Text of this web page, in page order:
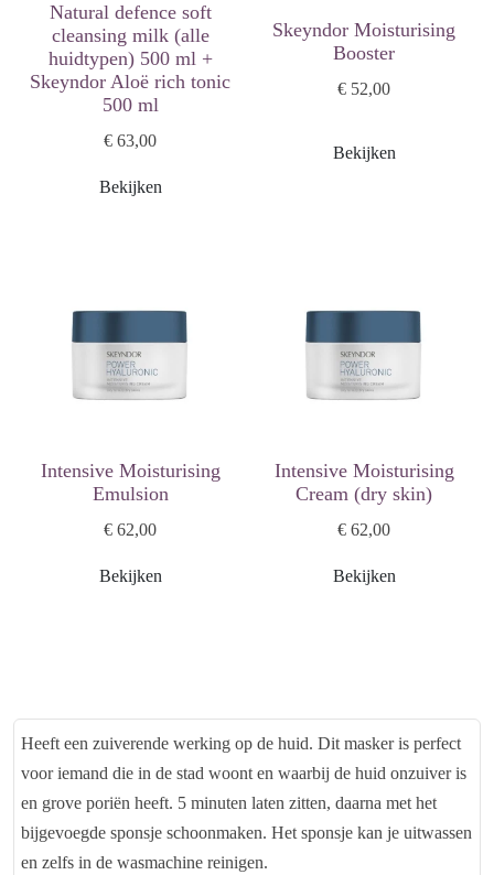
Natural defence soft
cleansing milk (alle
huidtypen) 500 ml +
Skeyndor Aloë rich tonic
500 ml
€ 63,00
Bekijken
Skeyndor Moisturising
Booster
€ 52,00
Bekijken
Intensive Moisturising
Emulsion
€ 62,00
Bekijken
Intensive Moisturising
Cream (dry skin)
€ 62,00
Bekijken
Heeft een zuiverende werking op de huid. Dit masker is perfect
voor iemand die in de stad woont en waarbij de huid onzuiver is
en grove poriën heeft. 5 minuten laten zitten, daarna met het
bijgevoegde sponsje schoonmaken. Het sponsje kan je uitwassen
en zelfs in de wasmachine reinigen.